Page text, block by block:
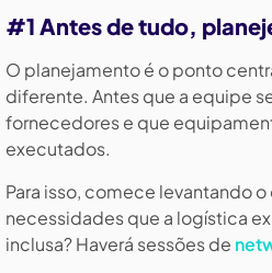
#1 Antes de tudo,
O planejamento é o ponto
diferente. Antes que a equipe
fornecedores e que
executados.
Para isso, comece levantando
necessidades que a logística
inclusa? Haverá sessões de